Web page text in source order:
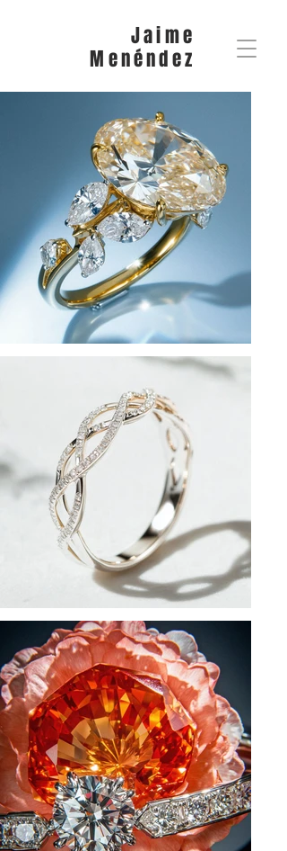
Jaime
Menéndez